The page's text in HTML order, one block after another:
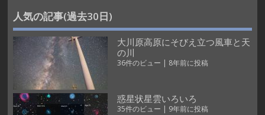
人気の記事(過去30日)
大川原高原にそびえ立つ風車と天
の川
36件のビュー | 8年前に投稿
惑星状星雲いろいろ
35件のビュー | 9年前に投稿